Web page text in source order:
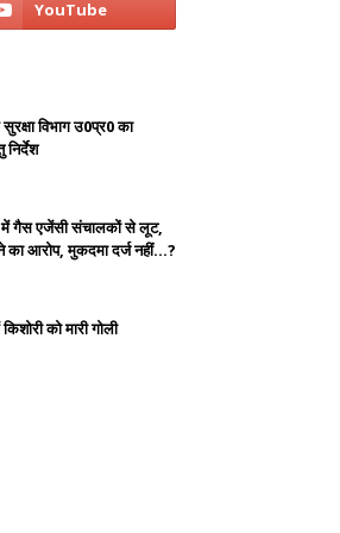
सुरक्षा विभाग उ0प्र0 का
में गैस एजेंसी संचालकों से लूट,
का आरोप, मुकदमा दर्ज नहीं...?
को मारी गोली